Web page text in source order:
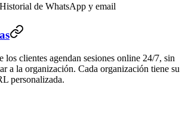
Historial de WhatsApp y email
los clientes agendan sesiones online 24/7, sin
a la organización. Cada organización tiene su
personalizada.